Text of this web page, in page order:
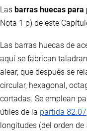
Las barras huecas
Nota 1 p) de este
Las barras huecas de
aquí se fabrican
alear, que después se
circular, hexagonal,
cortadas. Se emplean
útiles de la partida 82.07
longitudes (del orden